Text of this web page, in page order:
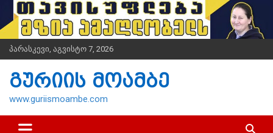
i
t
პარასკევი, აგვისტო 7, 2026
გურიის მოამბე
www.guriismoambe.com